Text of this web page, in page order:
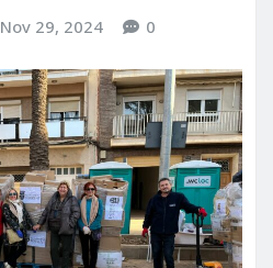
Nov 29, 2024 0